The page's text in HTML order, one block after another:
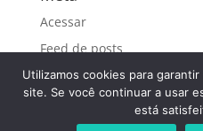
Acessar
Feed de posts
Feed de comentários
WordPress.org
Utilizamos cookies para
site. Se você continuar a usar
está